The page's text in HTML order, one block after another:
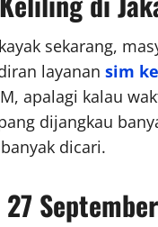
sekarang,
layanan sim
apalagi kalau
dijangkau
dicari.